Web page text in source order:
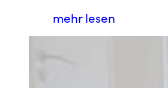
mehr lesen